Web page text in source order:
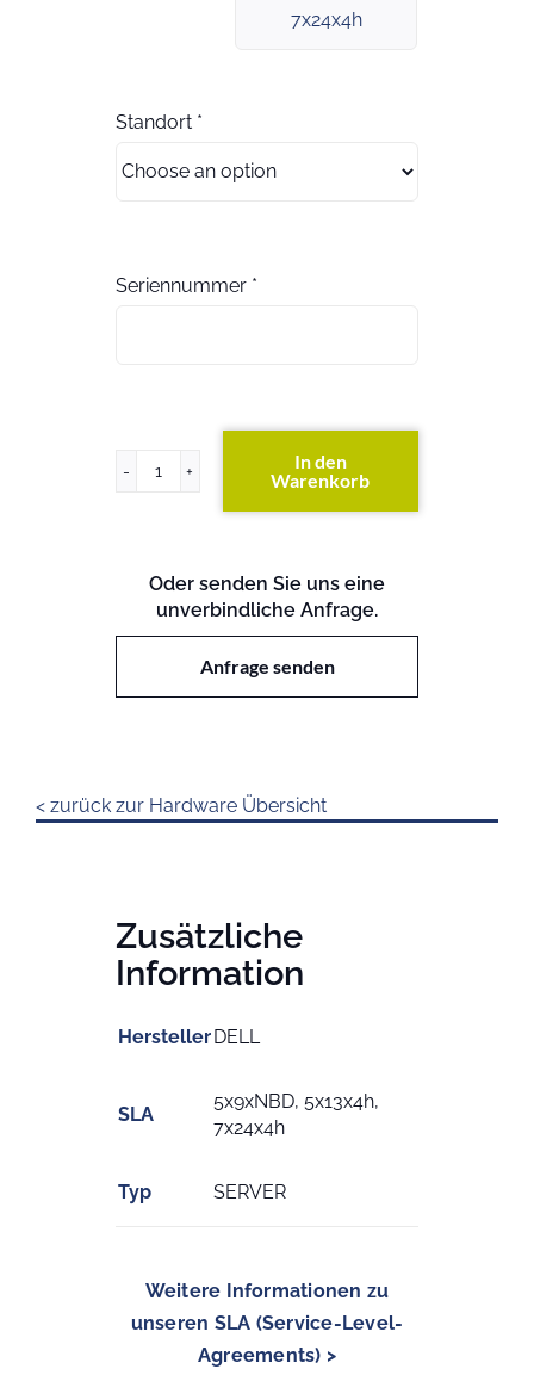
7x24x4h
Standort *
Seriennummer *
PowerEdge
In den
Warenkorb
Oder senden Sie uns eine
unverbindliche Anfrage.
Anfrage senden
< zurück zur Hardware Übersicht
Zusätzliche
Information
HerstellerDELL
SLA
5x9xNBD, 5x13x4h,
7x24x4h
Typ SERVER
Weitere Informationen zu
unseren SLA (Service-Level-
Agreements) >